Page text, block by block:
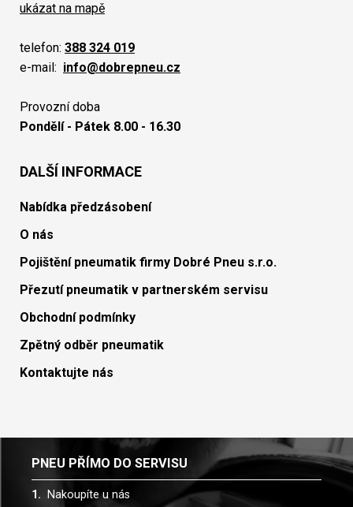
ukázat na mapě
telefon: 388 324 019
e-mail: info@dobrepneu.cz
Provozní doba
Pondělí - Pátek 8.00 - 16.30
DALŠÍ INFORMACE
Nabídka předzásobení
O nás
Pojištění pneumatik firmy Dobré Pneu s.r.o.
Přezutí pneumatik v partnerském servisu
Obchodní podmínky
Zpětný odběr pneumatik
Kontaktujte nás
PNEU PŘÍMO DO SERVISU
Nakoupíte u nás